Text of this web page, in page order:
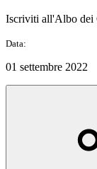
Iscriviti all'Albo dei
Data:
01 settembre 2022